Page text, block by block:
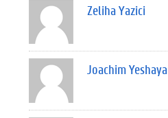
Zeliha Yazici
Joachim Yeshaya